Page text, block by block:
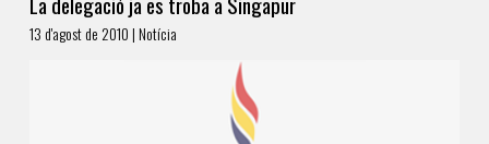
13 d'agost de 2010 | Notícia